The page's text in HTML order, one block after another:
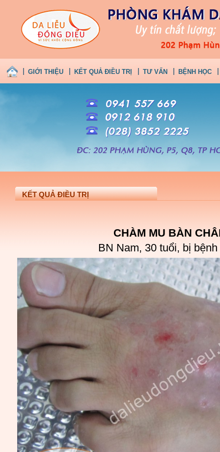
GIỚI THIỆU KẾT QUẢ ĐIỀU TRỊ TƯ VẤN BỆNH HỌC
KẾT QUẢ ĐIỀU TRỊ
CHÀM MU BÀN
BN Nam, 30 tuổi, bị